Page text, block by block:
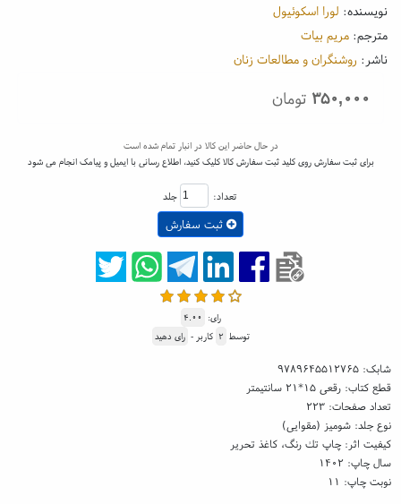
نویسنده: لورا اسکوئیول
مترجم: مریم بیات
ناشر: روشنگران و مطالعات زنان
۳۵۰,۰۰۰ تومان
در حال حاضر این کالا در انبار تمام شده است
برای ثبت سفارش روی کلید ثبت سفارش کالا کلیک کنید، اطلاع رسانی با ایمیل و پیامک انجام می شود
تعداد: جلد
ثبت سفارش
رای: ۴.۰۰
توسط ۲ کاربر - رای دهید
شابک:۹۷۸۹۶۴۵۵۱۲۷۶۵
قطع کتاب: رقعی ۱۵*۲۱ سانتیمتر
تعداد صفحات: ۲۲۳
نوع جلد: شومیز (مقوایی)
کیفیت اثر: چاپ تك رنگ، کاغذ تحریر
سال چاپ: ۱۴۰۲
نوبت چاپ: ۱۱